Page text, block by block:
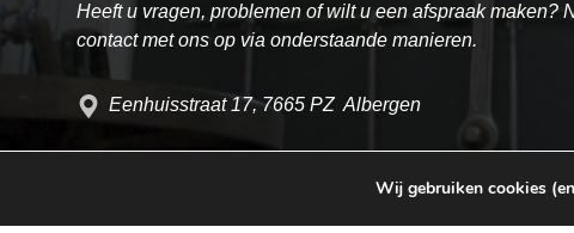
Heeft u vragen, problemen of wilt u een afspraak maken?
contact met ons op via onderstaande manieren.
Eenhuisstraat 17, 7665 PZ Albergen
Wij gebruiken cookies